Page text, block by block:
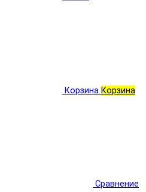
Корзина Корзина
Сравнение